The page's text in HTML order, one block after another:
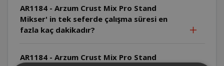
AR1184 - Arzum Crust Mix Pro Stand
Mikser' in tek seferde çalışma süresi en
fazla kaç dakikadır?
AR1184 - Arzum Crust Mix Pro Stand